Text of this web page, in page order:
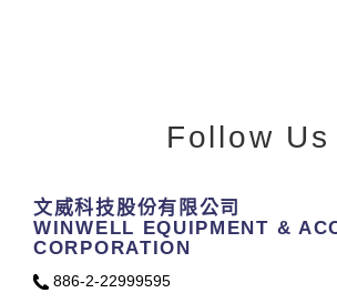
Follow Us
文威科技股份有限公司
WINWELL EQUIPMENT &
CORPORATION
886-2-22999595